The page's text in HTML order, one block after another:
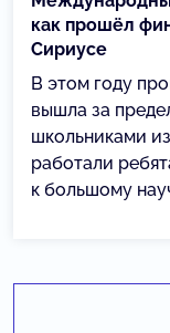
как прошёл
Сириусе
В этом году
вышла за
школьниками
работали
к большому